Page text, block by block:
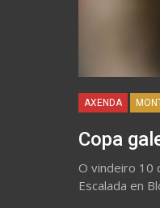
AXENDA
Copa
O vindeiro 10
Escalada en